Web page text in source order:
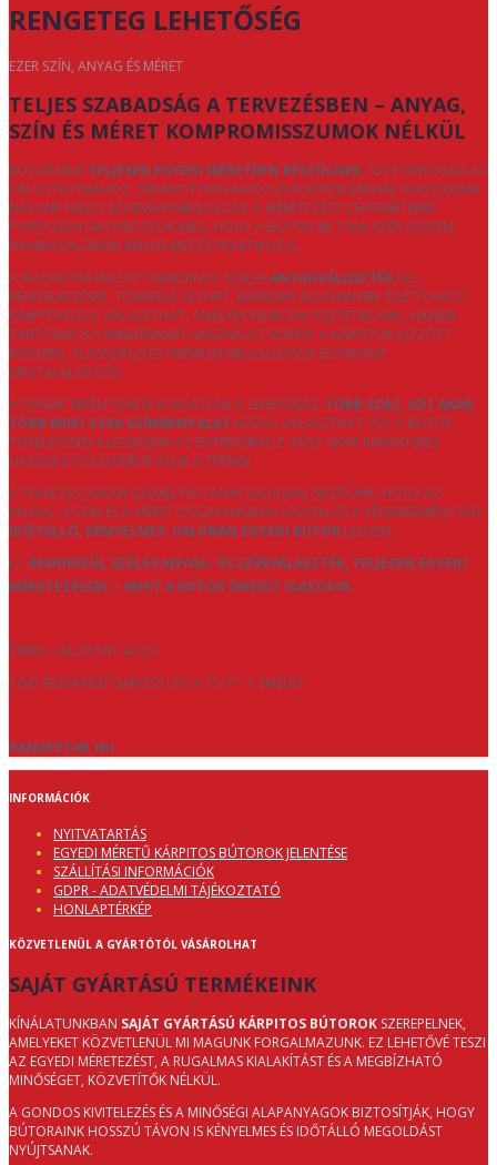
RENGETEG LEHETŐSÉG
EZER SZÍN, ANYAG ÉS MÉRET
TELJES SZABADSÁG A TERVEZÉSBEN – ANYAG,
SZÍN ÉS MÉRET KOMPROMISSZUMOK NÉLKÜL
BÚTORAINK TELJESEN EGYEDI MÉRETBEN KÉSZÜLNEK, ÍGY PONTOSAN AZ
ÖN OTTHONÁHOZ, TÉRADOTTSÁGAIHOZ ÉS ELKÉPZELÉSEIHEZ IGAZODNAK.
NÁLUNK NINCS SZABVÁNYMEGOLDÁS: A MÉRETEZÉST CENTIMÉTERRE
PONTOSAN HATÁROZZUK MEG, HOGY A BÚTOR NE CSAK SZÉP LEGYEN,
HANEM VALÓBAN KÉNYELMES ÉS PRAKTIKUS IS.
A KIALAKÍTÁS MELLETT RENDKÍVÜL SZÉLESANYAGVÁLASZTÉKÁLL
RENDELKEZÉSRE. TÖBBFÉLE SZÖVET, BÁRSONY ÉS KÖNNYEN TISZTÍTHATÓ
KÁRPIT KÖZÜL VÁLASZTHAT, AMELYEK NEMCSAK ESZTÉTIKUSAK, HANEM
TARTÓSAK IS A MINDENNAPI HASZNÁLAT SORÁN. A KÁRPITOK KÖZÖTT
MODERN, KLASSZIKUS ÉS PRÉMIUM MEGOLDÁSOK EGYARÁNT
MEGTALÁLHATÓK.
A SZÍNEK TERÉN SZINTE KORLÁTLAN A LEHETŐSÉG: TÖBB SZÁZ, SŐT AKÁR
TÖBB MINT EZER SZÍNÁRNYALAT KÖZÜL VÁLASZTHAT, ÍGY A BÚTOR
TÖKÉLETESEN ILLESZKEDIK AZ ENTERIŐRHÖZ VAGY AKÁR KARAKTERES
HANGSÚLYOS ELEMÉVÉ VÁLIK A TÉRNEK.
A TERVEZÉS SORÁN SZEMÉLYES TANÁCSADÁSSAL SEGÍTÜNK, HOGY AZ
ANYAG, A SZÍN ÉS A MÉRET ÖSSZHANGBAN LEGYEN, ÉS A VÉGEREDMÉNY EGY
IDŐTÁLLÓ, KÉNYELMES, VALÓBAN EGYEDI BÚTOR LEGYEN.
👉 RENDKÍVÜL SZÉLES ANYAG- ÉS SZÍNVÁLASZTÉK, TELJESEN EGYEDI
MÉRETEZÉSSEL – MERT A BÚTOR ÖNHÖZ IGAZODIK.
TÍMEA +36 20 561 46 33
1047 BUDAPEST BAROSS UTCA 75-77. 1 EMELET
KANAPETAR.HU
INFORMÁCIÓK
NYITVATARTÁS
EGYEDI MÉRETŰ KÁRPITOS BÚTOROK JELENTÉSE
SZÁLLÍTÁSI INFORMÁCIÓK
GDPR - ADATVÉDELMI TÁJÉKOZTATÓ
HONLAPTÉRKÉP
KÖZVETLENÜL A GYÁRTÓTÓL VÁSÁROLHAT
SAJÁT GYÁRTÁSÚ TERMÉKEINK
KÍNÁLATUNKBAN SAJÁT GYÁRTÁSÚ KÁRPITOS BÚTOROK SZEREPELNEK,
AMELYEKET KÖZVETLENÜL MI MAGUNK FORGALMAZUNK. EZ LEHETŐVÉ TESZI
AZ EGYEDI MÉRETEZÉST, A RUGALMAS KIALAKÍTÁST ÉS A MEGBÍZHATÓ
MINŐSÉGET, KÖZVETÍTŐK NÉLKÜL.
A GONDOS KIVITELEZÉS ÉS A MINŐSÉGI ALAPANYAGOK BIZTOSÍTJÁK, HOGY
BÚTORAINK HOSSZÚ TÁVON IS KÉNYELMES ÉS IDŐTÁLLÓ MEGOLDÁST
NYÚJTSANAK.